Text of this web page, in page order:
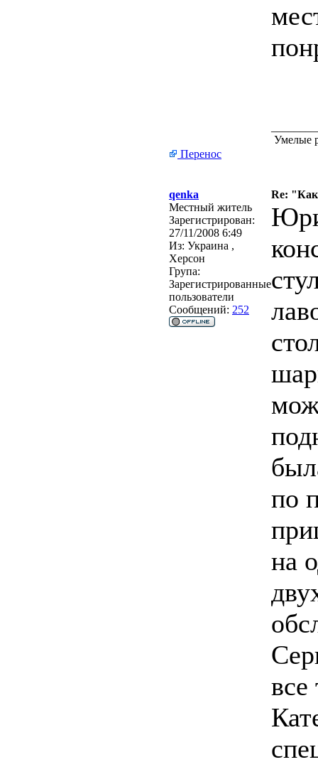
Умелые
Перенос
qenka
Re:
Местный житель
Зарегистрирован:
27/11/2008 6:49
Из: Украина ,
Херсон
Група:
Зарегистрированные
пользователи
Сообщений: 252
по
на
все